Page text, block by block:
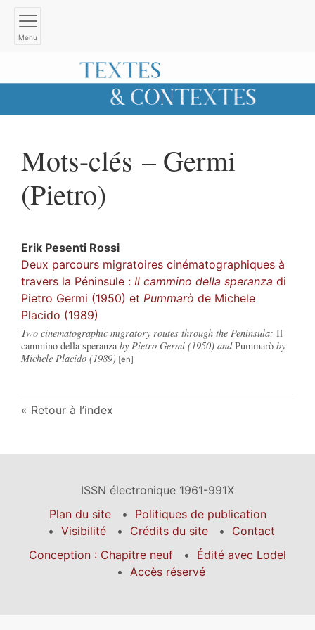
Menu
Mots-clés – Germi
(Pietro)
Erik Pesenti Rossi
Deux parcours migratoires cinématographiques à
travers la Péninsule : Il cammino della speranza di
Pietro Germi (1950) et Pummarò de Michele
Placido (1989)
Two cinematographic migratory routes through the Peninsula: Il
cammino della speranza by Pietro Germi (1950) andPummarò by
Michele Placido (1989)
Retour à l’index
ISSN électronique 1961-991X
Plan du site
Politiques de publication
Visibilité
Crédits du site
Contact
Conception : Chapitre neuf
Édité avec Lodel
Accès réservé